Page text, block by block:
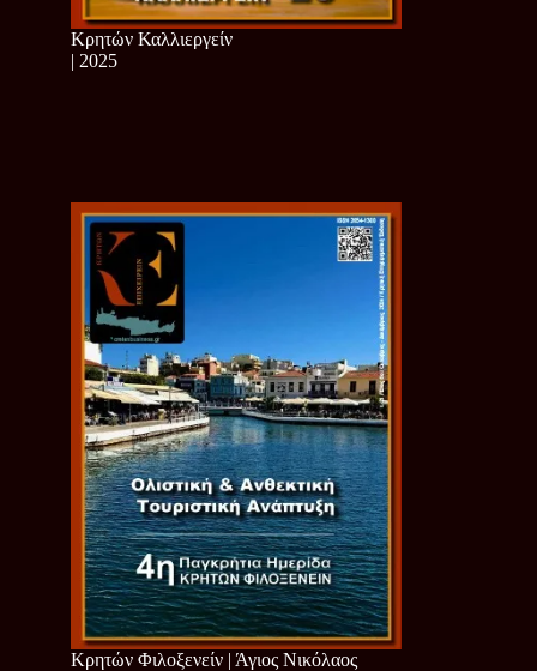
Κρητών Καλλιεργείν
| 2025
Κρητών Φιλοξενείν | Άγιος Νικόλαος